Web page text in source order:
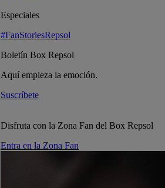
Especiales
#FanStoriesRepsol
Boletín Box Repsol
Aquí empieza la emoción.
Suscríbete
Disfruta con la Zona Fan del Box Repsol
Entra en la Zona Fan